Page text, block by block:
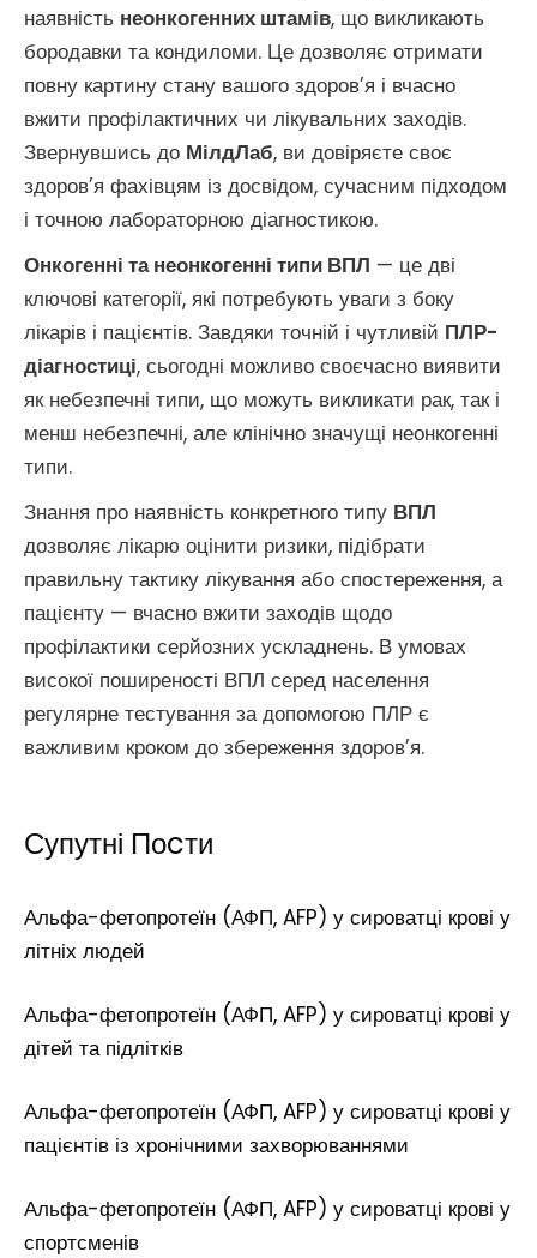
наявність неонкогенних штамів, що викликають
бородавки та кондиломи. Це дозволяє отримати
повну картину стану вашого здоров’я і вчасно
вжити профілактичних чи лікувальних заходів.
Звернувшись до МілдЛаб, ви довіряєте своє
здоров’я фахівцям із досвідом, сучасним підходом
і точною лабораторною діагностикою.
Онкогенні та неонкогенні типи ВПЛ — це дві
ключові категорії, які потребують уваги з боку
лікарів і пацієнтів. Завдяки точній і чутливій ПЛР-
діагностиці, сьогодні можливо своєчасно виявити
як небезпечні типи, що можуть викликати рак, так і
менш небезпечні, але клінічно значущі неонкогенні
типи.
Знання про наявність конкретного типу ВПЛ
дозволяє лікарю оцінити ризики, підібрати
правильну тактику лікування або спостереження, а
пацієнту — вчасно вжити заходів щодо
профілактики серйозних ускладнень. В умовах
високої поширеності ВПЛ серед населення
регулярне тестування за допомогою ПЛР є
важливим кроком до збереження здоров’я.
Супутні Поcти
Альфа-фетопротеїн (АФП, AFP) у сироватці крові у
літніх людей
Альфа-фетопротеїн (АФП, AFP) у сироватці крові у
дітей та підлітків
Альфа-фетопротеїн (АФП, AFP) у сироватці крові у
пацієнтів із хронічними захворюваннями
Альфа-фетопротеїн (АФП, AFP) у сироватці крові у
спортсменів